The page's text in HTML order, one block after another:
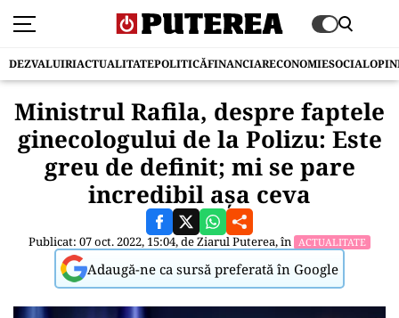
DEZVALUIRIACTUALITATEPOLITICĂFINANCIARECONOMIESOCIAL
Ministrul Rafila, despre faptele
ginecologului de la Polizu: Este
greu de definit; mi se pare
incredibil aşa ceva
Publicat: 07 oct. 2022, 15:04, deZiarul Puterea, în ACTUALITATE
Adaugă-ne ca sursă preferată în Google